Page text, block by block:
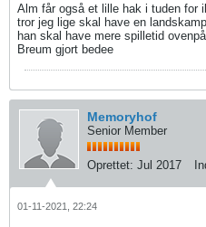
Alm får også et lille hak i tuden for
tror jeg lige skal have en
han skal have mere spilletid
Breum gjort bedee
Memoryhof
Senior Member
Oprettet: Jul 2017
01-11-2021, 22:24